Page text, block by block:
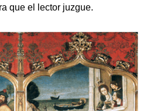
que el lector juzgue.